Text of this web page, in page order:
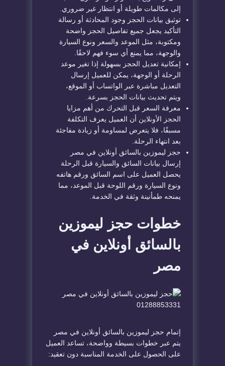
إلى مكالمات طويلة أو انتظار غير ضروري.
توثيق بيانات الحجز وجود المحادثة أو رسالة
التأكيد يجعل جميع تفاصيل الحجز واضحة
ومكتوبة، مثل الموعد والسعر ونوع السيارة
والوجهة، مما يمنع أي سوء فهم لاحقًا.
إمكانية تعديل الحجز بسهولة إذا تغير موعد
الرحلة أو الوجهة، يمكن للعميل إرسال
التعديل مباشرة عبر الواتساب أو الموقع،
ويتم تحديث بيانات الحجز بسرعة.
معرفة السعر قبل التحرك من أهم مزايا
الحجز الأونلاين أن العميل يعرف التكلفة
مسبقًا، فلا يتعرض لمساومة أو زيادة مفاجئة
بعد انتهاء الرحلة.
حجز ليموزين بالسائق أونلاين في مصر
إرسال بيانات السائق والسيارة قبل الرحلة
يحصل العميل على اسم السائق ورقم هاتفه
ونوع السيارة ورقم اللوحة قبل الموعد، مما
يمنحه طمأنينة وثقة في الخدمة.
خطوات حجز ليموزين
بالسائق أونلاين في
مصر
إتمام حجز ليموزين بالسائق أونلاين في مصر
يتم عبر خطوات بسيطة وواضحة، تساعد العميل
على الحصول على الخدمة المناسبة دون تعقيد: